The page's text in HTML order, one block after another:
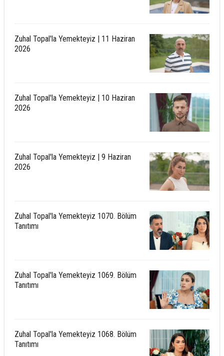
Zuhal Topal'la Yemekteyiz | 11 Haziran
2026
Zuhal Topal'la Yemekteyiz | 10 Haziran
2026
Zuhal Topal'la Yemekteyiz | 9 Haziran
2026
Zuhal Topal'la Yemekteyiz 1070. Bölüm
Tanıtımı
Zuhal Topal'la Yemekteyiz 1069. Bölüm
Tanıtımı
Zuhal Topal'la Yemekteyiz 1068. Bölüm
Tanıtımı